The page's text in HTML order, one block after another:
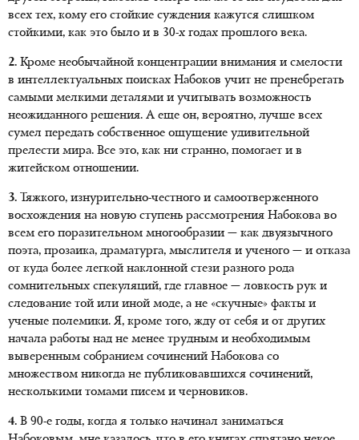
всех тех, кому его стойкие суждения кажутся слишком
стойкими, как это было и в 30-х годах прошлого века.
2. Кроме необычайной концентрации внимания и смелости
в интеллектуальных поисках Набоков учит не пренебрегать
самыми мелкими деталями и учитывать возможность
неожиданного решения. А еще он, вероятно, лучше всех
сумел передать собственное ощущение удивительной
прелести мира. Все это, как ни странно, помогает и в
житейском отношении.
3. Тяжкого, изнурительно-честного и самоотверженного
восхождения на новую ступень рассмотрения Набокова во
всем его поразительном многообразии — как двуязычного
поэта, прозаика, драматурга, мыслителя и ученого — и отказа
от куда более легкой наклонной стези разного рода
сомнительных спекуляций, где главное — ловкость рук и
следование той или иной моде, а не «скучные» факты и
ученые полемики. Я, кроме того, жду от себя и от других
начала работы над не менее трудным и необходимым
выверенным собранием сочинений Набокова со
множеством никогда не публиковавшихся сочинений,
несколькими томами писем и черновиков.
4. В 90-е годы, когда я только начинал заниматься